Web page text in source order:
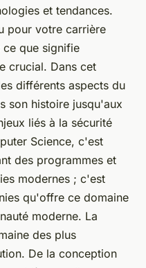
et tendances.
pour votre carrière
que signifie
crucial. Dans cet
différents aspects du
son histoire jusqu'aux
liés à la sécurité
Science, c'est
des programmes et
modernes ; c'est
qu'offre ce domaine
moderne. La
des plus
De la conception